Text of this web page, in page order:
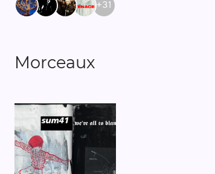
+31
Morceaux